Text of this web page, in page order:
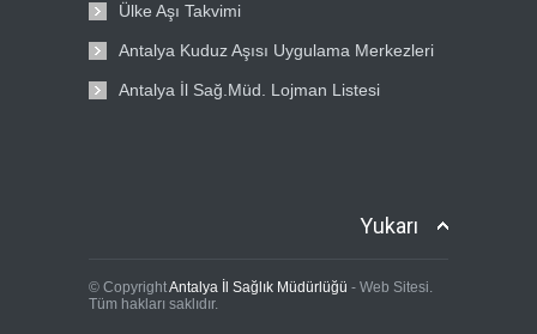
Ülke Aşı Takvimi
Antalya Kuduz Aşısı Uygulama Merkezleri
Antalya İl Sağ.Müd. Lojman Listesi
Yukarı
© CopyrightAntalya İl Sağlık Müdürlüğü - Web Sitesi.
Tüm hakları saklıdır.